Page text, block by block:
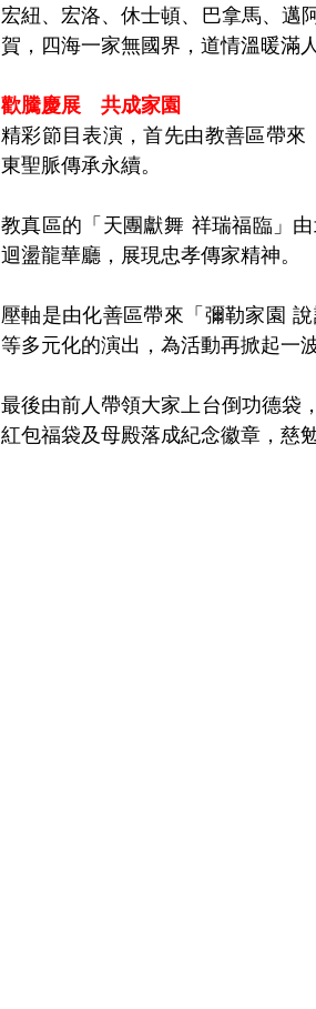
宏紐、宏洛、休士頓、巴拿馬、邁
賀，四海一家無國界，道情溫暖滿人
歡騰慶展　共成家園
精彩節目表演，首先由教善區帶來
東聖脈傳承永續。
教真區的「天團獻舞 祥瑞福臨」
迴盪龍華廳，展現忠孝傳家精神。
壓軸是由化善區帶來「彌勒家園
等多元化的演出，為活動再掀起一波
最後由前人帶領大家上台倒功德袋
紅包福袋及母殿落成紀念徽章，慈